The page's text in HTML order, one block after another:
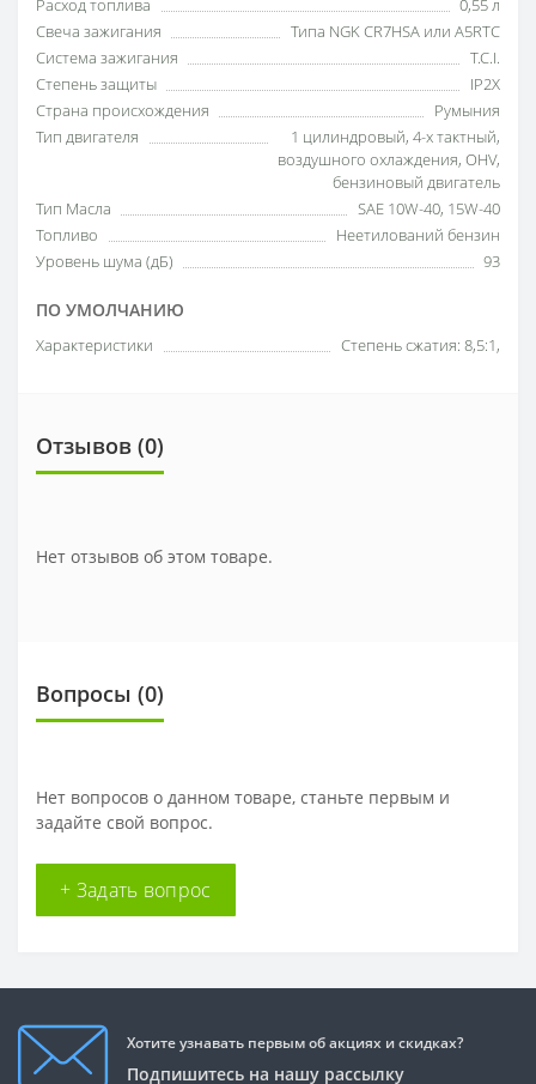
Расход топлива
0,55 л
Свеча зажигания
Типа NGK CR7HSA или A5RTC
Система зажигания
T.C.I.
Степень защиты
IP2X
Страна происхождения
Румыния
Тип двигателя
1 цилиндровый, 4-х тактный,
воздушного охлаждения, OHV,
бензиновый двигатель
Тип Масла
SAE 10W-40, 15W-40
Топливо
Неетилований бензин
Уровень шума (дБ)
93
ПО УМОЛЧАНИЮ
Характеристики Степень сжатия: 8,5:1,
Отзывов (0)
Нет отзывов об этом товаре.
Вопросы (0)
Нет вопросов о данном товаре, станьте первым и
задайте свой вопрос.
+ Задать вопрос
Хотите узнавать первым об акциях и скидках?
Подпишитесь на нашу рассылку